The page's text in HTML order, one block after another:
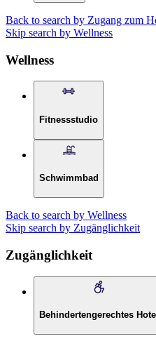
Back to search by Zugang zum
Skip search by Wellness
Wellness
Fitnessstudio
Schwimmbad
Back to search by Wellness
Skip search by Zugänglichkeit
Zugänglichkeit
Behindertengerechtes Hotel